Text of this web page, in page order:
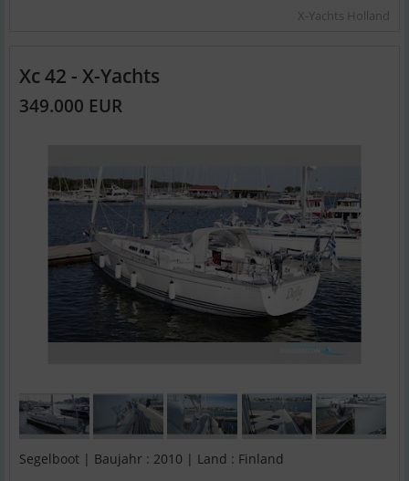
X-Yachts Holland
Xc 42 - X-Yachts
349.000 EUR
Segelboot | Baujahr : 2010 | Land : Finland